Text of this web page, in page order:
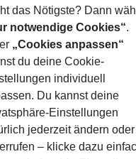
Viertel Chueca
und Hernán Cortés,
und bietet einen
Haustür. Die Gäste können
Stadt sowie eine Kaffee-
Mischung aus Licht
Direktwahltelefon
das Nötigste? Dann
notwendige Cookies“.
„Cookies anpassen“
du deine Cookie-
individuell
Du kannst deine
Einstellungen
jederzeit ändern oder
– klicke dazu